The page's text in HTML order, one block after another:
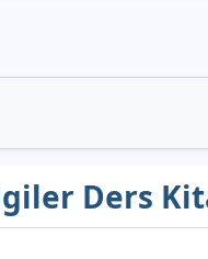
Ders